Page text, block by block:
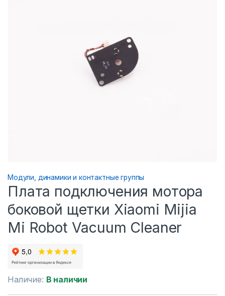
Модули, динамики и контактные группы
Плата подключения мотора
боковой щетки Xiaomi Mijia
Mi Robot Vacuum Cleaner
Наличие: В наличии